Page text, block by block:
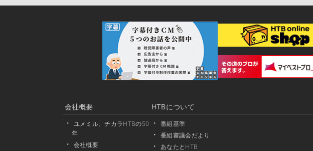
会社概要
ユメミル、チカラHTBの50
年
会社概要
HTBについて
番組基準
番組審議会だより
あなたとHTB